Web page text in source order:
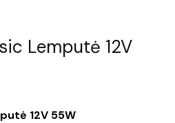
Lemputė 12V
12V 55W